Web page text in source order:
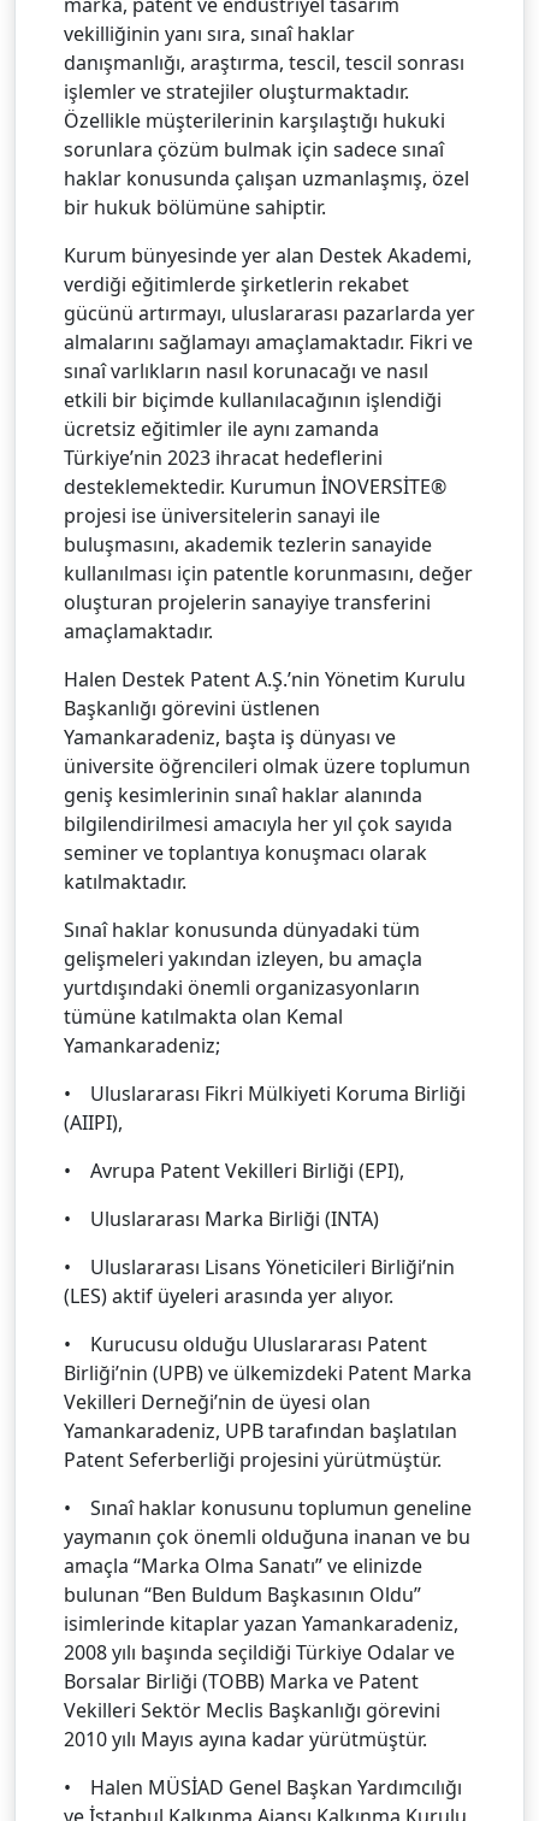
vekilliğinin yanı sıra, sınaî haklar
danışmanlığı, araştırma, tescil, tescil sonrası
işlemler ve stratejiler oluşturmaktadır.
Özellikle müşterilerinin karşılaştığı hukuki
sorunlara çözüm bulmak için sadece sınaî
haklar konusunda çalışan uzmanlaşmış, özel
bir hukuk bölümüne sahiptir.
Kurum bünyesinde yer alan Destek Akademi,
verdiği eğitimlerde şirketlerin rekabet
gücünü artırmayı, uluslararası pazarlarda yer
almalarını sağlamayı amaçlamaktadır. Fikri ve
sınaî varlıkların nasıl korunacağı ve nasıl
etkili bir biçimde kullanılacağının işlendiği
ücretsiz eğitimler ile aynı zamanda
Türkiye’nin 2023 ihracat hedeflerini
desteklemektedir. Kurumun İNOVERSİTE®
projesi ise üniversitelerin sanayi ile
buluşmasını, akademik tezlerin sanayide
kullanılması için patentle korunmasını, değer
oluşturan projelerin sanayiye transferini
amaçlamaktadır.
Halen Destek Patent A.Ş.’nin Yönetim Kurulu
Başkanlığı görevini üstlenen
Yamankaradeniz, başta iş dünyası ve
üniversite öğrencileri olmak üzere toplumun
geniş kesimlerinin sınaî haklar alanında
bilgilendirilmesi amacıyla her yıl çok sayıda
seminer ve toplantıya konuşmacı olarak
katılmaktadır.
Sınaî haklar konusunda dünyadaki tüm
gelişmeleri yakından izleyen, bu amaçla
yurtdışındaki önemli organizasyonların
tümüne katılmakta olan Kemal
Yamankaradeniz;
• Uluslararası Fikri Mülkiyeti Koruma Birliği
(AIIPI),
• Avrupa Patent Vekilleri Birliği (EPI),
• Uluslararası Marka Birliği (INTA)
• Uluslararası Lisans Yöneticileri Birliği’nin
(LES) aktif üyeleri arasında yer alıyor.
• Kurucusu olduğu Uluslararası Patent
Birliği’nin (UPB) ve ülkemizdeki Patent Marka
Vekilleri Derneği’nin de üyesi olan
Yamankaradeniz, UPB tarafından başlatılan
Patent Seferberliği projesini yürütmüştür.
• Sınaî haklar konusunu toplumun geneline
yaymanın çok önemli olduğuna inanan ve bu
amaçla “Marka Olma Sanatı” ve elinizde
bulunan “Ben Buldum Başkasının Oldu”
isimlerinde kitaplar yazan Yamankaradeniz,
2008 yılı başında seçildiği Türkiye Odalar ve
Borsalar Birliği (TOBB) Marka ve Patent
Vekilleri Sektör Meclis Başkanlığı görevini
2010 yılı Mayıs ayına kadar yürütmüştür.
• Halen MÜSİAD Genel Başkan Yardımcılığı